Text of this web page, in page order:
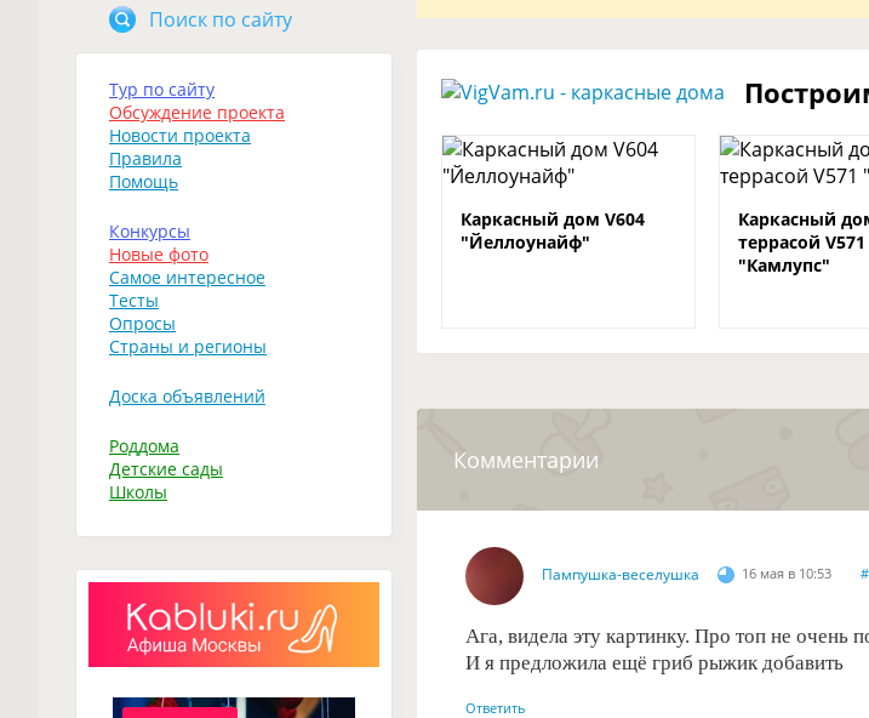
Каркасный дом V604
"Йеллоунайф"
Каркасный
террасой V571
"Камлупс"
Комментарии
Пампушка-веселушка 16 мая в 10:53 #
Ага, видела эту картинку. Про топ не очень
И я предложила ещё гриб рыжик добавить
Ответить
Поиск по сайту
Тур по сайту
Обсуждение проекта
Новости проекта
Правила
Помощь
Конкурсы
Новые фото
Самое интересное
Тесты
Опросы
Страны и регионы
Доска объявлений
Роддома
Детские сады
Школы